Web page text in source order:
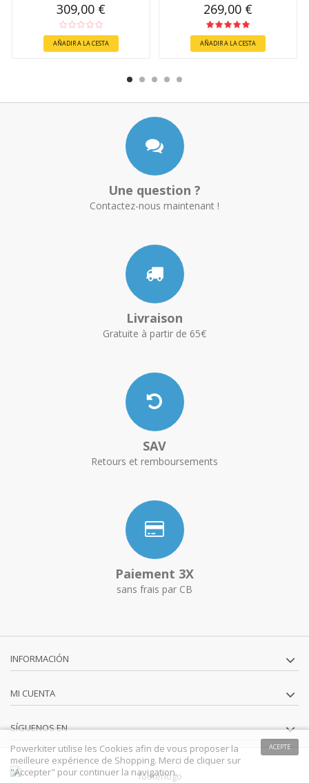
309,00 €
AÑADIR A LA CESTA
269,00 €
AÑADIR A LA CESTA
Une question ?
Contactez-nous maintenant !
Livraison
Gratuite à partir de 65€
SAV
Retours et remboursements
Paiement 3X
sans frais par CB
INFORMACIÓN
MI CUENTA
SÍGUENOS EN
ACEPTE
Powerkiter utilise les Cookies afin de vous proposer la
meilleure expérience de Shopping. Merci de cliquer sur
"Accepter" pour continuer la navigation.